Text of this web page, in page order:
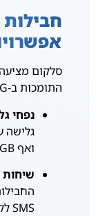
סלקום
התומכות ב-5G. הן מותאמות לצרכים שונים:
נפחי
ואף 1500GB).
שיחות
SMS ללא הגבלה בישראל.